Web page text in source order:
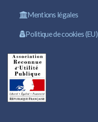
Mentions légales
Politique de cookies (EU)